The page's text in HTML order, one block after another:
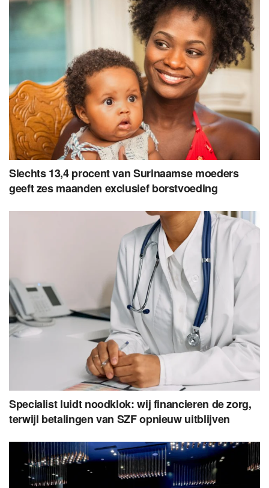
Slechts 13,4 procent van Surinaamse moeders
geeft zes maanden exclusief borstvoeding
Specialist luidt noodklok: wij financieren de zorg,
terwijl betalingen van SZF opnieuw uitblijven